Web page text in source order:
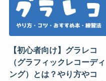
【初心者向け】グラレコ
（グラフィックレコーディ
ング）とは？やり方やコ